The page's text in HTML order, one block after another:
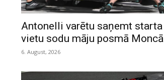
Antonelli varētu saņemt starta
vietu sodu māju posmā Moncā
6. August, 2026